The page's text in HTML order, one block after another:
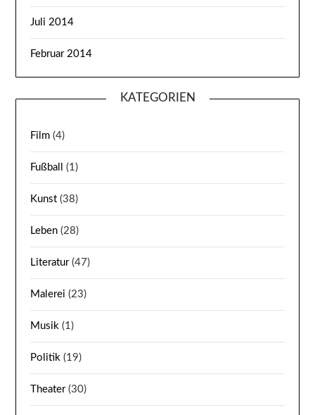
Juli 2014
Februar 2014
KATEGORIEN
Film (4)
Fußball (1)
Kunst (38)
Leben (28)
Literatur(47)
Malerei (23)
Musik (1)
Politik (19)
Theater(30)